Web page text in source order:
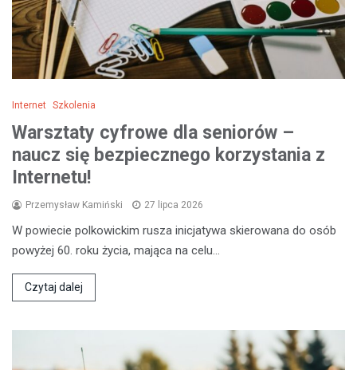
Internet Szkolenia
Warsztaty cyfrowe dla seniorów –
naucz się bezpiecznego korzystania z
Internetu!
Przemysław Kamiński 27 lipca 2026
W powiecie polkowickim rusza inicjatywa skierowana do osób
powyżej 60. roku życia, mająca na celu…
Czytaj dalej